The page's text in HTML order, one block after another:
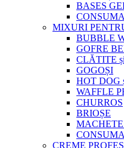
BASES
MIXURI
BUBBLE
GOFRE
CLĂTITE
GOGOȘI
HOT DOG
WAFFLE
CHURROS
BRIOȘE
CREME